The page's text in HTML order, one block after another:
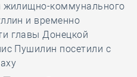
жилищно-коммунального
и временно
главы Донецкой
Пушилин посетили с